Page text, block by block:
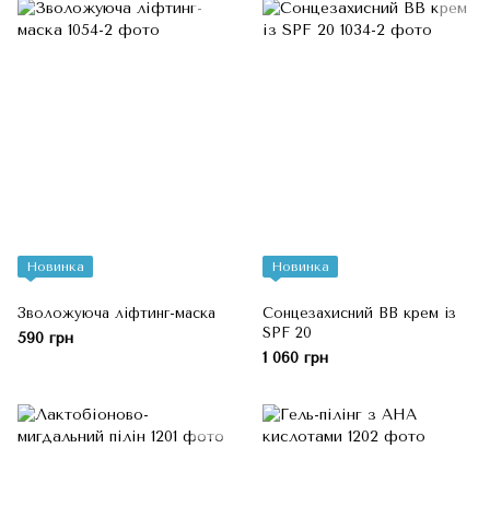
Новинка
Зволожуюча ліфтинг-маска
590 грн
Новинка
Сонцезахисний ВВ крем із
SPF 20
1 060 грн